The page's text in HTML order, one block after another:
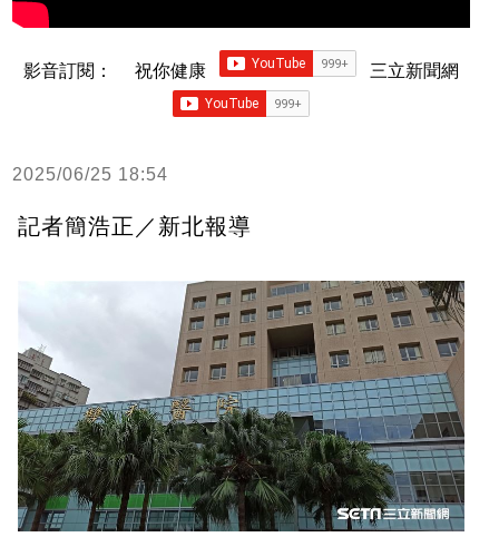
影音訂閱： 祝你健康 三立新聞網
2025/06/25 18:54
記者簡浩正／新北報導